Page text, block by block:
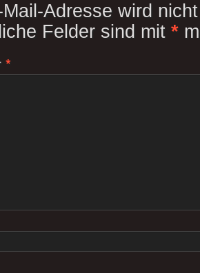
Adresse wird
Felder sind mit *
*